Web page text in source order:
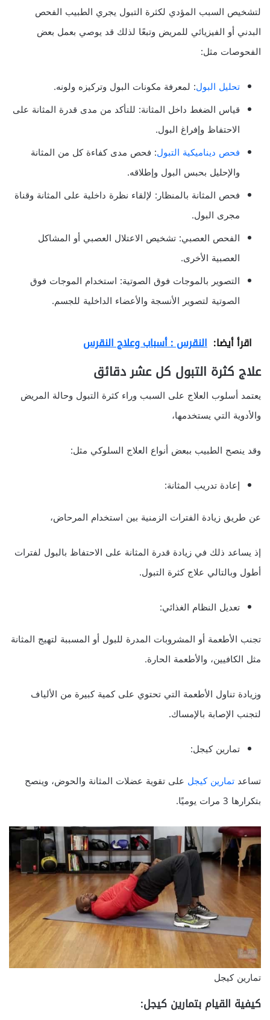
لتشخيص السبب المؤدي لكثرة التبول يجري الطبيب الفحص
البدني أو الفيزيائي للمريض وتبعًا لذلك قد يوصي بعمل بعض
الفحوصات مثل:
تحليل البول: لمعرفة مكونات البول وتركيزه ولونه.
قياس الضغط داخل المثانة: للتأكد من مدى قدرة المثانة على
الاحتفاظ وإفراغ البول.
فحص ديناميكية التبول: فحص مدى كفاءة كل من المثانة
والإحليل بحبس البول وإطلاقه.
فحص المثانة بالمنظار: لإلقاء نظرة داخلية على المثانة وقناة
مجرى البول.
الفحص العصبي: تشخيص الاعتلال العصبي أو المشاكل
العصبية الأخرى.
التصوير بالموجات فوق الصوتية: استخدام الموجات فوق
الصوتية لتصوير الأنسجة والأعضاء الداخلية للجسم.
اقرأ أيضا: النقرس : أسباب وعلاج النقرس
علاج كثرة التبول كل عشر دقائق
يعتمد أسلوب العلاج على السبب وراء كثرة التبول وحالة المريض
والأدوية التي يستخدمها،
وقد ينصح الطبيب ببعض أنواع العلاج السلوكي مثل:
إعادة تدريب المثانة:
عن طريق زيادة الفترات الزمنية بين استخدام المرحاض،
إذ يساعد ذلك في زيادة قدرة المثانة على الاحتفاظ بالبول لفترات
أطول وبالتالي علاج كثرة التبول.
تعديل النظام الغذائي:
تجنب الأطعمة أو المشروبات المدرة للبول أو المسببة لتهيج المثانة
مثل الكافيين، والأطعمة الحارة.
وزيادة تناول الأطعمة التي تحتوي على كمية كبيرة من الألياف
لتجنب الإصابة بالإمساك.
تمارين كيجل:
تساعد تمارين كيجل على تقوية عضلات المثانة والحوض، وينصح
بتكرارها 3 مرات يوميًا.
تمارين كيجل
كيفية القيام بتمارين كيجل: